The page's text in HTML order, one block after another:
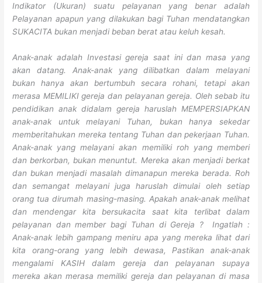
Indikator (Ukuran) suatu pelayanan yang benar adalah
Pelayanan apapun yang dilakukan bagi Tuhan mendatangkan
SUKACITA bukan menjadi beban berat atau keluh kesah.
Anak-anak adalah Investasi gereja saat ini dan masa yang
akan datang. Anak-anak yang dilibatkan dalam melayani
bukan hanya akan bertumbuh secara rohani, tetapi akan
merasa MEMILIKI gereja dan pelayanan gereja. Oleh sebab itu
pendidikan anak didalam gereja haruslah MEMPERSIAPKAN
anak-anak untuk melayani Tuhan, bukan hanya sekedar
memberitahukan mereka tentang Tuhan dan pekerjaan Tuhan.
Anak-anak yang melayani akan memiliki roh yang memberi
dan berkorban, bukan menuntut. Mereka akan menjadi berkat
dan bukan menjadi masalah dimanapun mereka berada. Roh
dan semangat melayani juga haruslah dimulai oleh setiap
orang tua dirumah masing-masing. Apakah anak-anak melihat
dan mendengar kita bersukacita saat kita terlibat dalam
pelayanan dan member bagi Tuhan di Gereja ? Ingatlah :
Anak-anak lebih gampang meniru apa yang mereka lihat dari
kita orang-orang yang lebih dewasa, Pastikan anak-anak
mengalami KASIH dalam gereja dan pelayanan supaya
mereka akan merasa memiliki gereja dan pelayanan di masa